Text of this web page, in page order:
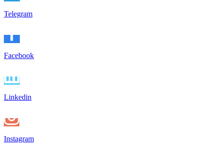
Telegram
Facebook
Linkedin
Instagram